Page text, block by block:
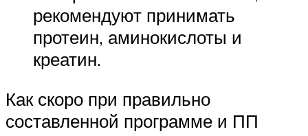
рекомендуют принимать
протеин, аминокислоты и
креатин.
Как скоро при правильно
составленной программе и ПП